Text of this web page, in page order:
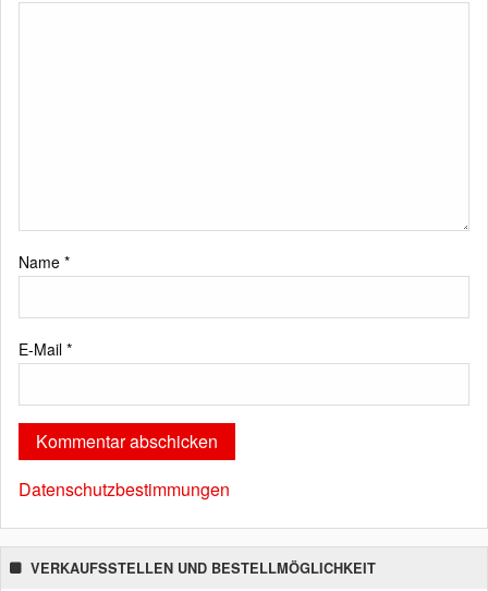
Name *
E-Mail *
Datenschutzbestimmungen
VERKAUFSSTELLEN UND BESTELLMÖGLICHKEIT